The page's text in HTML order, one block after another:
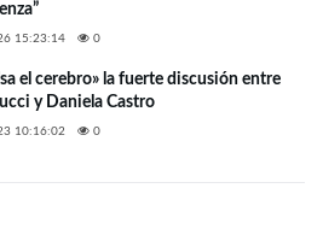
15:23:14 0
el cerebro» la fuerte discusión entre
y Daniela Castro
10:16:02 0